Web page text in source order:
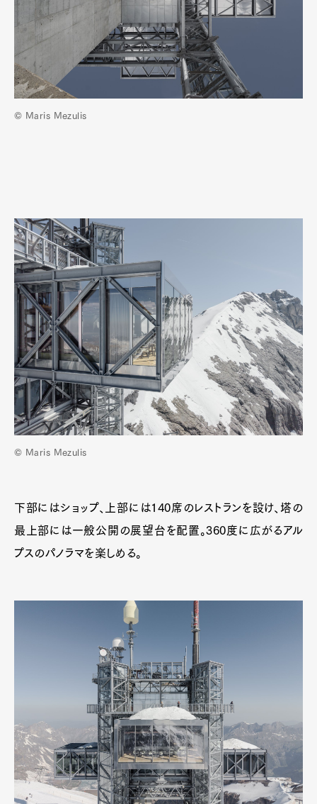
© Maris Mezulis
© Maris Mezulis
下部にはショップ、上部には140席のレストランを設け、塔の
最上部には一般公開の展望台を配置。360度に広がるアル
プスのパノラマを楽しめる。